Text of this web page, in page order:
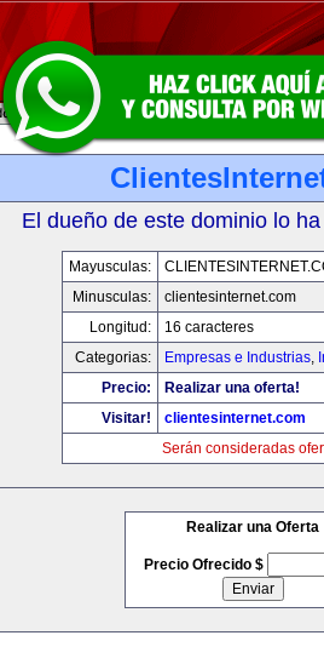
El dueño de este dominio lo
Mayusculas:
Minusculas:
clientesinternet.com
Longitud:
16 caracteres
Categorias:
Empresas e Industrias,
Precio:
Realizar una oferta!
Visitar!
clientesinternet.com
Serán consideradas
Realizar una Oferta
Precio Ofrecido $